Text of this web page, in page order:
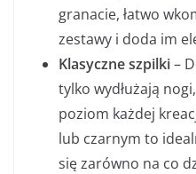
granacie, łatwo
zestawy i doda im
Klasyczne szpilki–
tylko wydłużają
poziom każdej
lub czarnym to
się zarówno na co